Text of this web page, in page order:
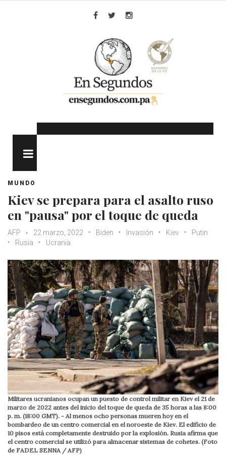
MUNDO
Kiev se prepara para el asalto ruso
en "pausa" por el toque de queda
AFP 22 marzo, 2022 Biden Invasión Kiev
Putin
Rusia
Ucrania
Militares ucranianos ocupan un puesto de control militar en Kiev el 21 de
marzo de 2022 antes del inicio del toque de queda de 35 horas a las 8:00
p. m. (18:00 GMT). - Al menos ocho personas mueren hoy en el
bombardeo de un centro comercial en el noroeste de Kiev. El edificio de
10 pisos está completamente destruido por la explosión. Rusia afirma que
el centro comercial se utilizó para almacenar sistemas de cohetes. (Foto
de FADEL SENNA / AFP)